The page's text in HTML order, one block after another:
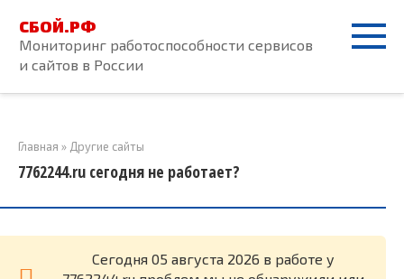
контенту
СБОЙ.РФ
Мониторинг работоспособности сервисов
и сайтов в России
Главная » Другие сайты
7762244.ru сегодня не работает?
Cегодня 05 августа 2026 в работе у